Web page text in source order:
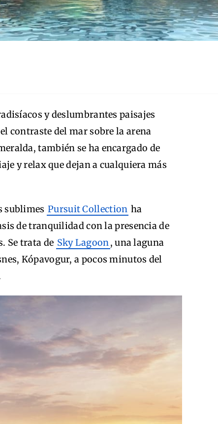
y deslumbrantes paisajes
contraste del mar sobre la arena
también se ha encargado de
y relax que dejan a cualquiera más
sublimes Pursuit Collection ha
de tranquilidad con la presencia de
Se trata de Sky Lagoon, una laguna
Kópavogur, a pocos minutos del